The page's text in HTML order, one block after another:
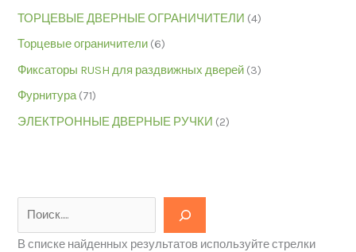
ТОРЦЕВЫЕ ДВЕРНЫЕ ОГРАНИЧИТЕЛИ (4)
Торцевые ограничители (6)
Фиксаторы RUSH для раздвижных дверей (3)
Фурнитура (71)
ЭЛЕКТРОННЫЕ ДВЕРНЫЕ РУЧКИ (2)
В списке найденных результатов используйте стрелки